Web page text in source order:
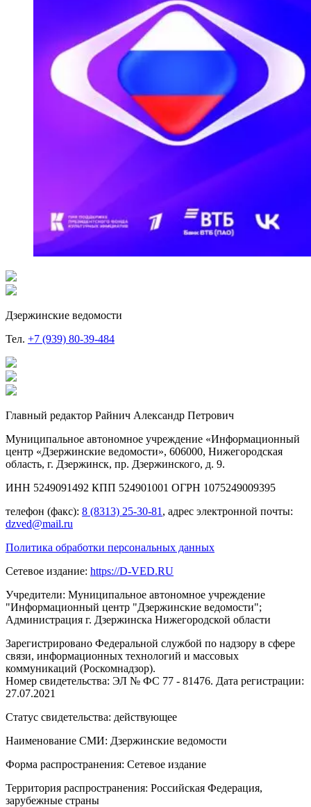
Дзержинские ведомости
Тел. +7 (939) 80-39-484
Главный редактор Райнич Александр Петрович
Муниципальное автономное учреждение «Информационный
центр «Дзержинские ведомости», 606000, Нижегородская
область, г. Дзержинск, пр. Дзержинского, д. 9.
ИНН 5249091492 КПП 524901001 ОГРН 1075249009395
телефон (факс): 8 (8313) 25-30-81 , адрес электронной почты:
dzved@mail.ru
Политика обработки персональных данных
Сетевое издание: https://D-VED.RU
Учредители: Муниципальное автономное учреждение
"Информационный центр "Дзержинские ведомости";
Администрация г. Дзержинска Нижегородской области
Зарегистрировано Федеральной службой по надзору в сфере
связи, информационных технологий и массовых
коммуникаций (Роскомнадзор).
Номер свидетельства: ЭЛ № ФС 77 - 81476. Дата регистрации:
27.07.2021
Статус свидетельства: действующее
Наименование СМИ: Дзержинские ведомости
Форма распространения: Сетевое издание
Территория распространения: Российская Федерация,
зарубежные страны